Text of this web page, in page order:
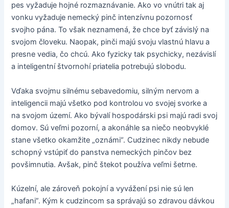
pes vyžaduje hojné rozmaznávanie. Ako vo vnútri tak aj
vonku vyžaduje nemecký pinč intenzívnu pozornosť
svojho pána. To však neznamená, že chce byť závislý na
svojom človeku. Naopak, pinči majú svoju vlastnú hlavu a
presne vedia, čo chcú. Ako fyzicky tak psychicky, nezávislí
a inteligentní štvornohí priatelia potrebujú slobodu.
Vďaka svojmu silnému sebavedomiu, silným nervom a
inteligencii majú všetko pod kontrolou vo svojej svorke a
na svojom území. Ako bývalí hospodárski psi majú radi svoj
domov. Sú veľmi pozorní, a akonáhle sa niečo neobvyklé
stane všetko okamžite „oznámi“. Cudzinec nikdy nebude
schopný vstúpiť do panstva nemeckých pinčov bez
povšimnutia. Avšak, pinč štekot používa veľmi šetrne.
Kúzelní, ale zároveň pokojní a vyvážení psi nie sú len
„hafani”. Kým k cudzincom sa správajú so zdravou dávkou